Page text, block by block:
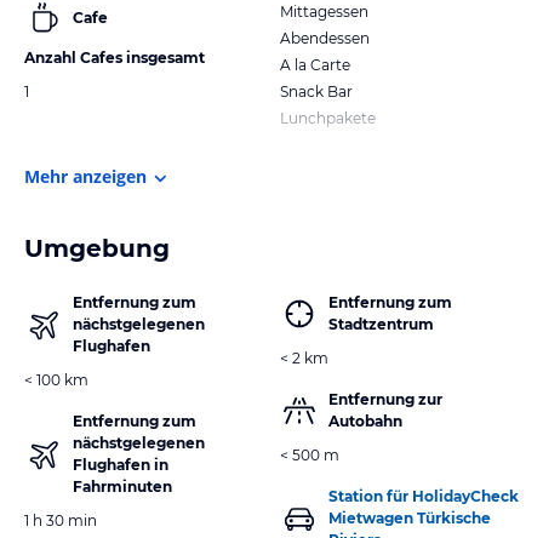
Cafe
Anzahl Cafes insgesamt
1
Mittagessen
Abendessen
A la Carte
Snack Bar
Lunchpakete
Mehr anzeigen
Umgebung
Entfernung zum
nächstgelegenen
Flughafen
< 100 km
Entfernung zum
nächstgelegenen
Flughafen in
Fahrminuten
1 h 30 min
Entfernung zum
Stadtzentrum
< 2 km
Entfernung zur
Autobahn
< 500 m
Station für HolidayCheck
Mietwagen Türkische